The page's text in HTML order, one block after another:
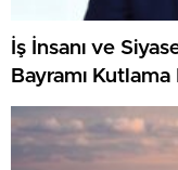
İş İnsanı ve
Bayramı Kutlama